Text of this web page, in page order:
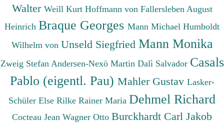
Walter Weill Kurt Hoffmann von Fallersleben August
Heinrich Braque Georges Mann Michael Humboldt
Wilhelm von Unseld Siegfried Mann Monika
Zweig Stefan Andersen-Nexö Martin Dalì Salvador Casals
Pablo (eigentl. Pau) Mahler Gustav Lasker-
Schüler Else Rilke Rainer Maria Dehmel Richard
Cocteau Jean Wagner Otto Burckhardt Carl Jakob